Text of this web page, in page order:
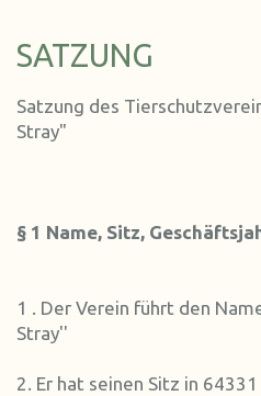
SATZUNG
Satzung des
Stray"
§ 1 Name, Sitz,
1 . Der Verein führt den
Stray''
2. Er hat seinen Sitz in